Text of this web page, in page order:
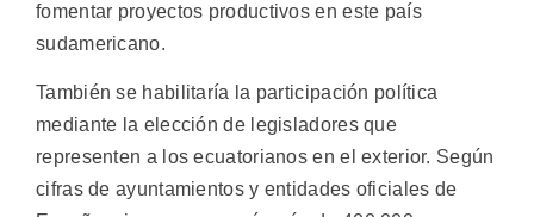
fomentar proyectos productivos en este país
sudamericano.
También se habilitaría la participación política
mediante la elección de legisladores que
representen a los ecuatorianos en el exterior. Según
cifras de ayuntamientos y entidades oficiales de